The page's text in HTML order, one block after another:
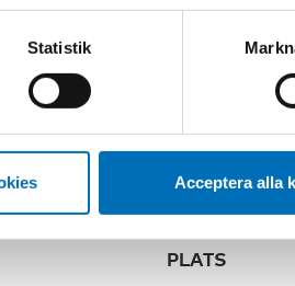
din upplevelse av webbplatsen
av cookies kan du alltid
Statistik
Acceptera alla
PLATS